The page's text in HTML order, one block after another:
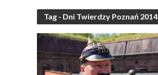
Tag - Dni Twierdzy Poznań 2014